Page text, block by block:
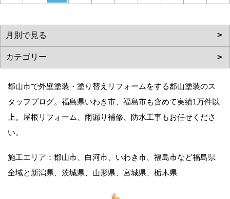
郡山市で外壁塗装・塗り替えリフォームをする郡山塗装のス
タッフブログ。福島県いわき市、福島市も含めて実績1万件以
上。屋根リフォーム、雨漏り補修、防水工事もお任せくださ
い。
施工エリア：郡山市、白河市、いわき市、福島市など福島県
全域と新潟県、茨城県、山形県、宮城県、栃木県